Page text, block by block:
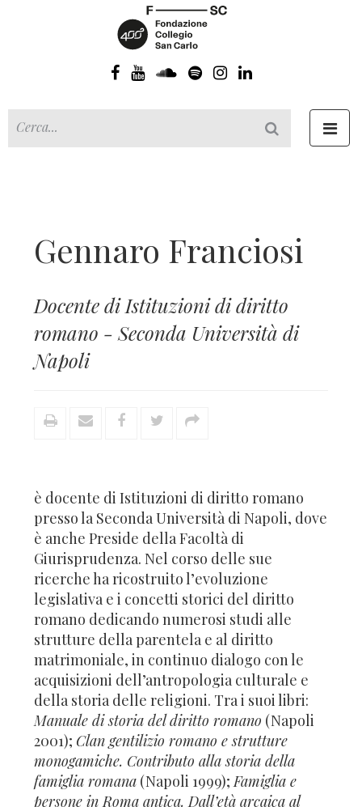
Gennaro Franciosi
Docente di Istituzioni di diritto
romano - Seconda Università di
Napoli
è docente di Istituzioni di diritto romano
presso la Seconda Università di Napoli, dove
è anche Preside della Facoltà di
Giurisprudenza. Nel corso delle sue
ricerche ha ricostruito l’evoluzione
legislativa e i concetti storici del diritto
romano dedicando numerosi studi alle
strutture della parentela e al diritto
matrimoniale, in continuo dialogo con le
acquisizioni dell’antropologia culturale e
della storia delle religioni. Tra i suoi libri:
Manuale di storia del diritto romano (Napoli
2001); Clan gentilizio romano e strutture
monogamiche. Contributo alla storia della
famiglia romana (Napoli 1999);Famiglia e
persone in Roma antica. Dall’età arcaica al